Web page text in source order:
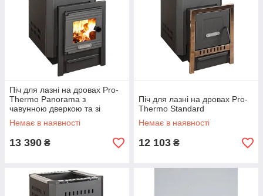
Піч для лазні на дровах Pro-
Thermo Panorama з
чавунною дверкою та зі
склом
Немає в наявності
13 390 ₴
Піч для лазні на дровах Pro-
Thermo Standard
Немає в наявності
12 103 ₴